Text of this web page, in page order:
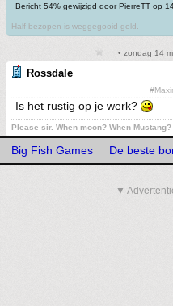
Bericht 54% gewijzigd door PierreTT op
Half bezopen is weggegooid geld.
• zondag 14
Rossdale
Is het rustig op je werk?
Please sir. When moon? When Mustang?
Big Fish Games De beste
▼